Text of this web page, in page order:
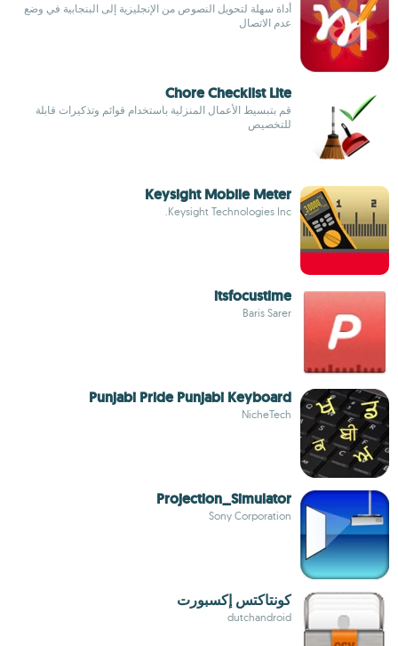
أداة سهلة لتحويل النصوص من الإنجليزية إلى البنجابية في وضع
عدم الاتصال
Chore Checklist Lite
قم بتبسيط الأعمال المنزلية باستخدام قوائم وتذكيرات قابلة
للتخصيص
Keysight Mobile Meter
Keysight Technologies Inc.
itsfocustime
Baris Sarer
Punjabi Pride Punjabi Keyboard
NicheTech
Projection_Simulator
Sony Corporation
كونتاكتس إكسبورت
dutchandroid